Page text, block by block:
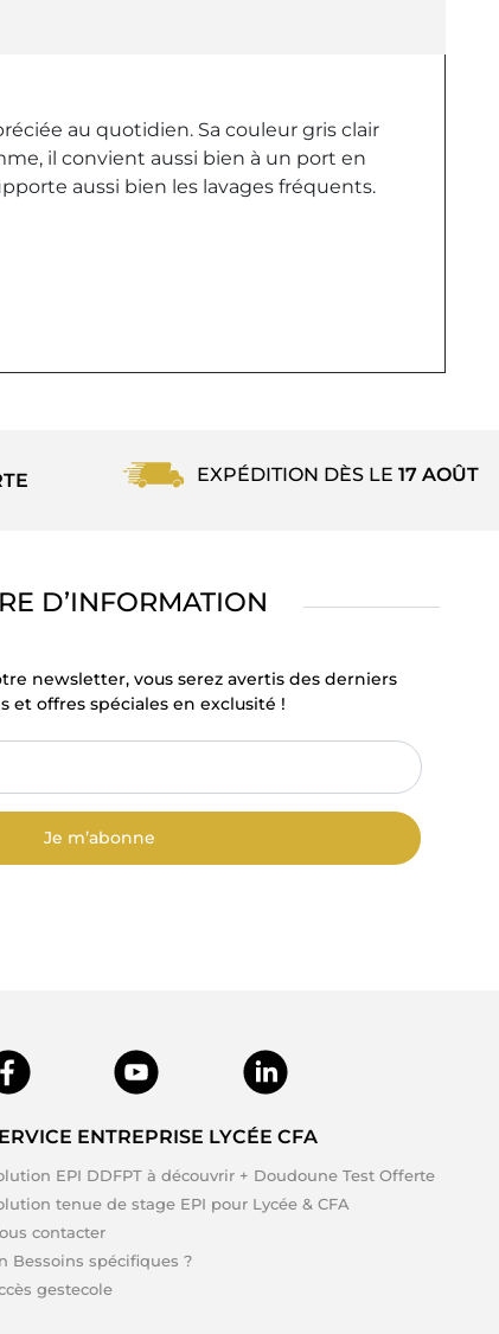
au quotidien. Sa couleur gris clair
il convient aussi bien à un port en
aussi bien les lavages fréquents.
EXPÉDITION DÈS LE 17 AOÛT
D’INFORMATION
newsletter, vous serez avertis des derniers
et offres spéciales en exclusité !
Je m’abonne
ENTREPRISE LYCÉE CFA
EPI DDFPT à découvrir + Doudoune Test Offerte
tenue de stage EPI pour Lycée & CFA
contacter
Bessoins spécifiques ?
gestecole